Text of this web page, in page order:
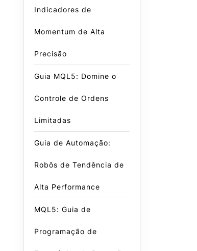
Indicadores de
Momentum de Alta
Precisão
Guia MQL5: Domine o
Controle de Ordens
Limitadas
Guia de Automação:
Robôs de Tendência de
Alta Performance
MQL5: Guia de
Programação de